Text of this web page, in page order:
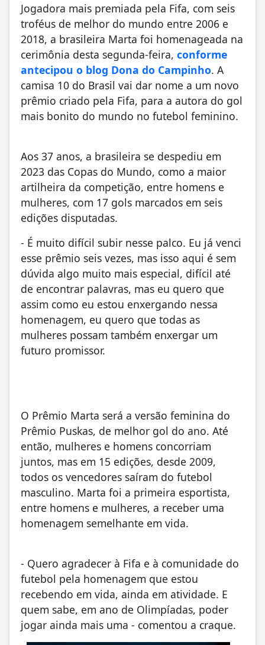
Jogadora mais premiada pela Fifa, com seis
troféus de melhor do mundo entre 2006 e
2018, a brasileira Marta foi homenageada na
cerimônia desta segunda-feira, conforme
antecipou o blog Dona do Campinho. A
camisa 10 do Brasil vai dar nome a um novo
prêmio criado pela Fifa, para a autora do gol
mais bonito do mundo no futebol feminino.
Aos 37 anos, a brasileira se despediu em
2023 das Copas do Mundo, como a maior
artilheira da competição, entre homens e
mulheres, com 17 gols marcados em seis
edições disputadas.
- É muito difícil subir nesse palco. Eu já venci
esse prêmio seis vezes, mas isso aqui é sem
dúvida algo muito mais especial, difícil até
de encontrar palavras, mas eu quero que
assim como eu estou enxergando nessa
homenagem, eu quero que todas as
mulheres possam também enxergar um
futuro promissor.
O Prêmio Marta será a versão feminina do
Prêmio Puskas, de melhor gol do ano. Até
então, mulheres e homens concorriam
juntos, mas em 15 edições, desde 2009,
todos os vencedores saíram do futebol
masculino. Marta foi a primeira esportista,
entre homens e mulheres, a receber uma
homenagem semelhante em vida.
- Quero agradecer à Fifa e à comunidade do
futebol pela homenagem que estou
recebendo em vida, ainda em atividade. E
quem sabe, em ano de Olimpíadas, poder
jogar ainda mais uma - comentou a craque.